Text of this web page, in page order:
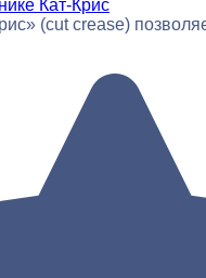
Кат-Крис
(cut crease)